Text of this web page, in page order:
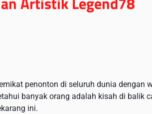
penonton di seluruh dunia dengan
banyak orang adalah kisah di balik
ini.